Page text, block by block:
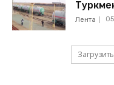
Лента